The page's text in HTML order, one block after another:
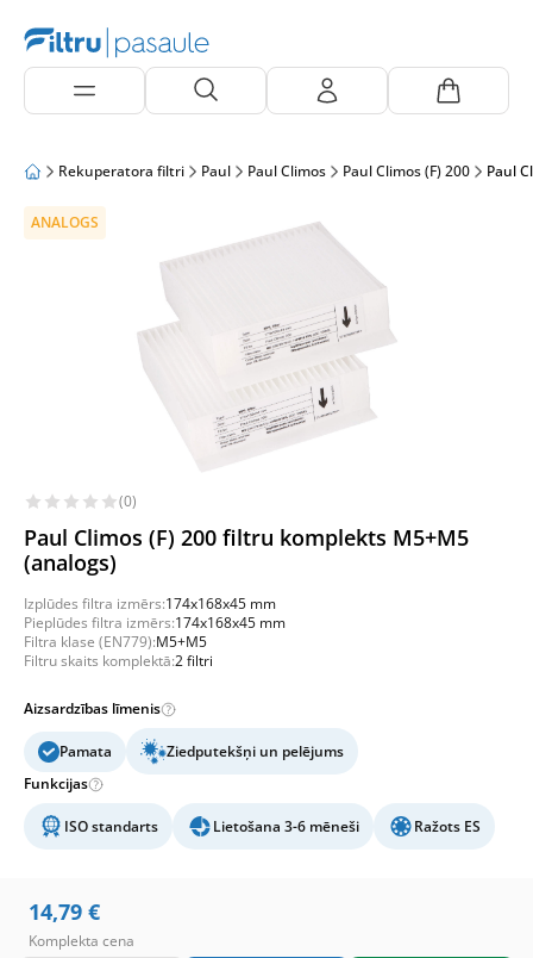
Rekuperatora filtri Paul Paul Climos Paul Climos (F) 200 Paul
ANALOGS
(0)
Paul Climos (F) 200 filtru komplekts M5+M5
(analogs)
Izplūdes filtra izmērs:174x168x45 mm
Pieplūdes filtra izmērs:174x168x45 mm
Filtra klase (EN779):M5+M5
Filtru skaits komplektā:2 filtri
Aizsardzības līmenis
Pamata
Ziedputekšņi un pelējums
Funkcijas
ISO standarts Lietošana 3-6 mēneši Ražots ES
14,79 €
Komplekta cena